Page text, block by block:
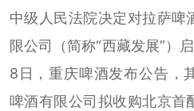
中级人民法院决定对拉萨啤
限公司（简称“西藏发展”）
8日，重庆啤酒发布公告，
啤酒有限公司拟收购北京首